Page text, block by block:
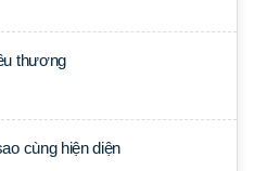
thương
cùng hiện diện